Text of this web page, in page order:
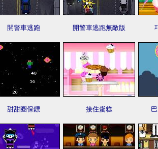
開警車逃跑 開警車逃跑無敵版
甜甜圈保鏢 接住蛋糕